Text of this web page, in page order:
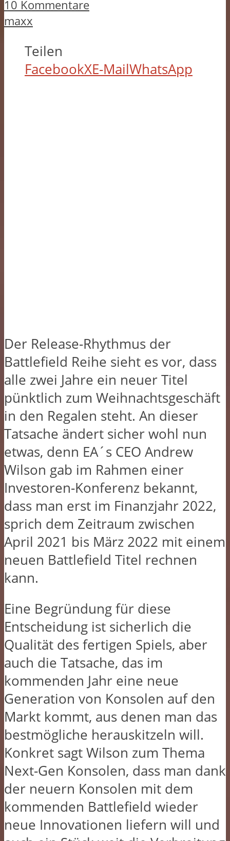
10 Kommentare
maxx
Teilen
FacebookXE-MailWhatsApp
Der Release-Rhythmus der
Battlefield Reihe sieht es vor, dass
alle zwei Jahre ein neuer Titel
pünktlich zum Weihnachtsgeschäft
in den Regalen steht. An dieser
Tatsache ändert sicher wohl nun
etwas, denn EA´s CEO Andrew
Wilson gab im Rahmen einer
Investoren-Konferenz bekannt,
dass man erst im Finanzjahr 2022,
sprich dem Zeitraum zwischen
April 2021 bis März 2022 mit einem
neuen Battlefield Titel rechnen
kann.
Eine Begründung für diese
Entscheidung ist sicherlich die
Qualität des fertigen Spiels, aber
auch die Tatsache, das im
kommenden Jahr eine neue
Generation von Konsolen auf den
Markt kommt, aus denen man das
bestmögliche herauskitzeln will.
Konkret sagt Wilson zum Thema
Next-Gen Konsolen, dass man dank
der neuern Konsolen mit dem
kommenden Battlefield wieder
neue Innovationen liefern will und